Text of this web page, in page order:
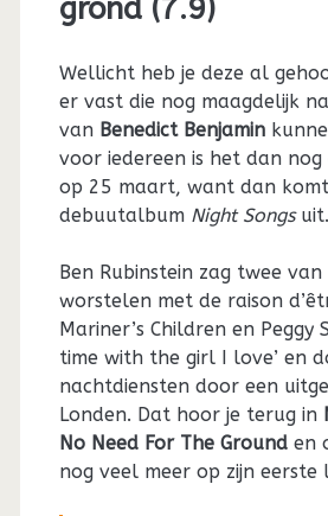
grond (7.9)
Wellicht heb je deze al
er vast die nog maagdelijk
van Benedict Benjamin
voor iedereen is het dan
op 25 maart, want dan
debuutalbumNight Songsuit.
Ben Rubinstein zag twee van
worstelen met de raison
Mariner’s Children en Peggy
time with the girl I love’ en
nachtdiensten door een
Londen. Dat hoor je terug in
No Need For The Grounden
nog veel meer op zijn eerste